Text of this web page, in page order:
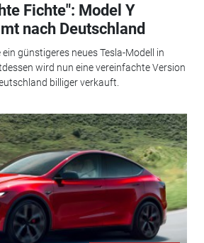
Fichte": Model Y
nach Deutschland
günstigeres neues Tesla-Modell in
wird nun eine vereinfachte Version
billiger verkauft.